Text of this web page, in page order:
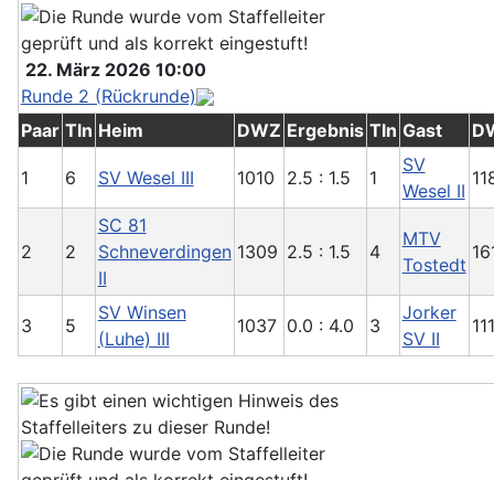
22. März 2026 10:00
Runde 2 (Rückrunde)
Paar Tln Heim DWZ Ergebnis Tln Gast
1 6 SV Wesel III 1010 2.5 : 1.5 1
SV
Wesel II
2 2
SC 81
Schneverdingen
II
1309 2.5 : 1.5 4
MTV
Tostedt
3 5
SV Winsen
(Luhe) III
1037 0.0 : 4.0 3
Jorker
SV II